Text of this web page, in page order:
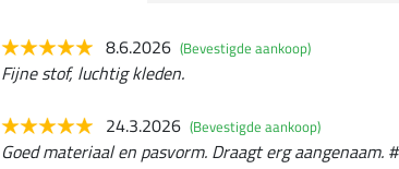
8.6.2026 (Bevestigde aankoop)
Fijne stof, luchtig kleden.
24.3.2026 (Bevestigde aankoop)
Goed materiaal en pasvorm. Draagt erg aangenaam. #